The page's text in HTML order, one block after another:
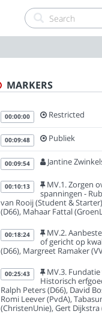
MARKERS
00:00:00 Restricted
00:09:48 Publiek
00:09:54 Jantine
00:10:13
MV.1. Zorgen
spanningen -
van Rooij (Student &
(D66), Mahaar Fattal
00:18:24
MV.2.
of gericht op
(D66), Margreet Ramaker
00:25:43
MV.3.
Historisch
Ralph Peters (D66), David
Romi Leever (PvdA),
(ChristenUnie), Gert